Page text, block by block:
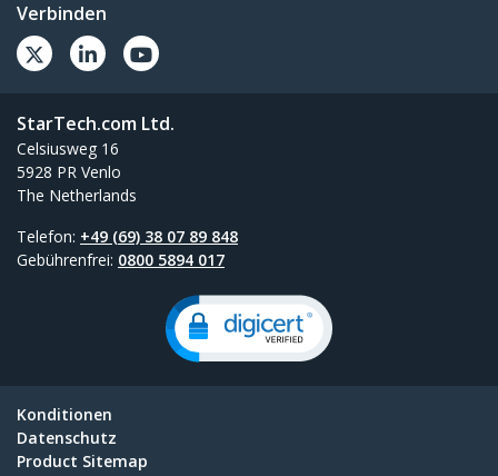
Verbinden
StarTech.com Ltd.
Celsiusweg 16
5928 PR Venlo
The Netherlands
Telefon: +49 (69) 38 07 89 848
Gebührenfrei: 0800 5894 017
Konditionen
Datenschutz
Product Sitemap